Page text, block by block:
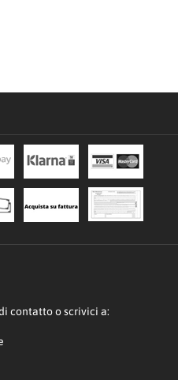
contatto o scrivici a: